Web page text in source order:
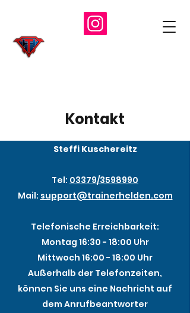
Kontakt
Steffi Kuschereitz
Tel: 03379/3598990
Mail: support@trainerhelden.com
Telefonische Erreichbarkeit:
Montag 16:30 - 18:00 Uhr
Mittwoch 16:00 - 18:00 Uhr
Außerhalb der Telefonzeiten,
können Sie uns eine Nachricht auf
dem Anrufbeantworter